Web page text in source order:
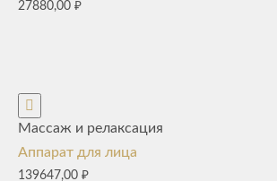
27880,00 ₽
Массаж и релаксация
Аппарат для лица
139647,00 ₽